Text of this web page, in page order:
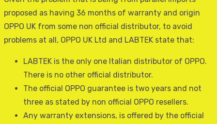
proposed as having 36 months of warranty and origin
OPPO UK from some non official distributor, to avoid
problems at all, OPPO UK Ltd and LABTEK state that:
LABTEK is the only one Italian distributor of OPPO.
There is no other official distributor.
The official OPPO guarantee is two years and not
three as stated by non official OPPO resellers.
Any warranty extensions, is offered by the official